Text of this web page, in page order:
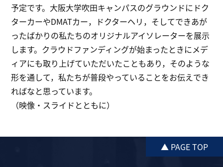
予定です。大阪大学吹田キャンパスのグラウンドにドク
ターカーやDMATカー，ドクターヘリ，そしてできあが
ったばかりの私たちのオリジナルアイソレーターを展示
します。クラウドファンディングが始まったときにメデ
ィアにも取り上げていただいたこともあり，そのような
形を通して，私たちが普段やっていることをお伝えでき
ればなと思っています。
（映像・スライドとともに）
▲ PAGE TOP